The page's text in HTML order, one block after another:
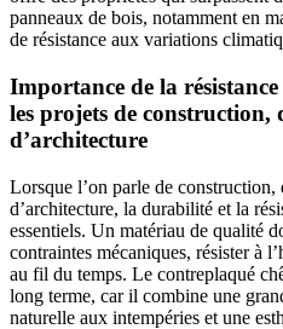
panneaux de bois, notamment en
de résistance aux variations
Importance de la
les projets de construction,
d’architecture
Lorsque l’on parle de construction,
d’architecture, la durabilité et la
essentiels. Un matériau de qualité
contraintes mécaniques, résister à
au fil du temps. Le contreplaqué
long terme, car il combine une
naturelle aux intempéries et une